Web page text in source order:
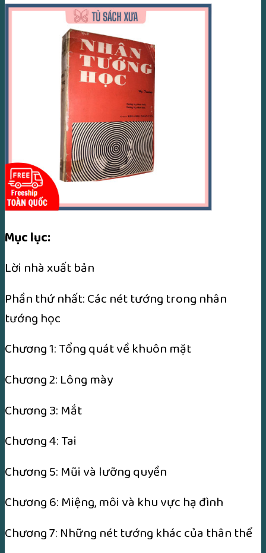
Mục lục:
Lời nhà xuất bản
Phần thứ nhất: Các nét tướng trong nhân
tướng học
Chương 1: Tổng quát về khuôn mặt
Chương 2: Lông mày
Chương 3: Mắt
Chương 4: Tai
Chương 5: Mũi và lưỡng quyền
Chương 6: Miệng, môi và khu vực hạ đình
Chương 7: Những nét tướng khác của thân thể